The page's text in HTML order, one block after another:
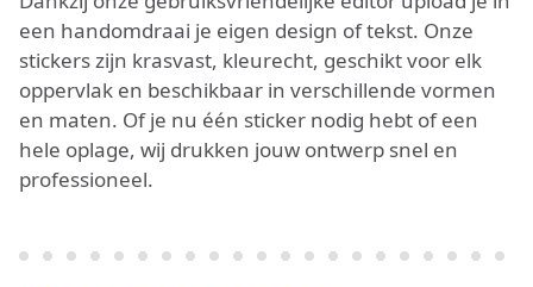
een handomdraai je eigen design of tekst. Onze
stickers zijn krasvast, kleurecht, geschikt voor elk
oppervlak en beschikbaar in verschillende vormen
en maten. Of je nu één sticker nodig hebt of een
hele oplage, wij drukken jouw ontwerp snel en
professioneel.